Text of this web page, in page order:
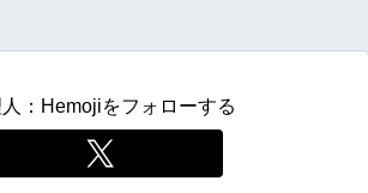
：Hemojiをフォローする